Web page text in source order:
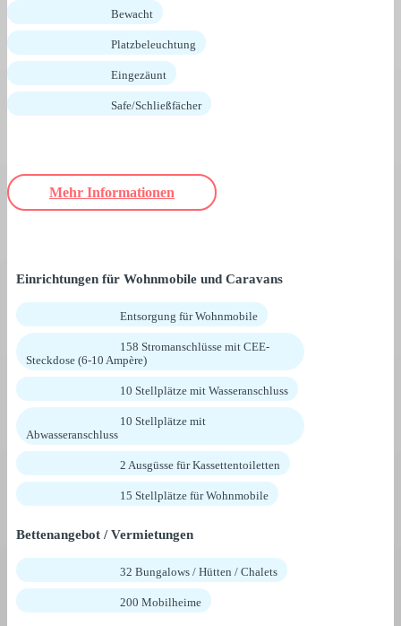
Bewacht
Platzbeleuchtung
Eingezäunt
Safe/Schließfächer
Mehr Informationen
Einrichtungen für Wohnmobile und Caravans
Entsorgung für Wohnmobile
158 Stromanschlüsse mit CEE-
Steckdose (6-10 Ampère)
10 Stellplätze mit Wasseranschluss
10 Stellplätze mit
Abwasseranschluss
2 Ausgüsse für Kassettentoiletten
15 Stellplätze für Wohnmobile
Bettenangebot / Vermietungen
32 Bungalows / Hütten / Chalets
200 Mobilheime